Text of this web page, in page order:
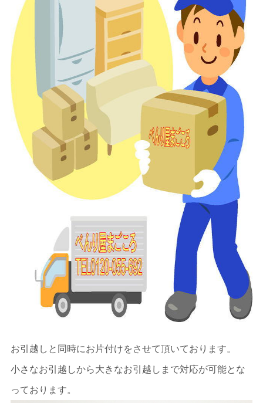
お引越しと同時にお片付けをさせて頂いております。
小さなお引越しから大きなお引越しまで対応が可能とな
っております。